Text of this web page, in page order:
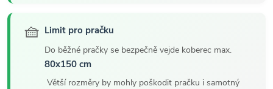
🧺 Limit pro pračku
Do běžné pračky se bezpečně vejde koberec max.
80x150 cm
Větší rozměry by mohly poškodit pračku i samotný